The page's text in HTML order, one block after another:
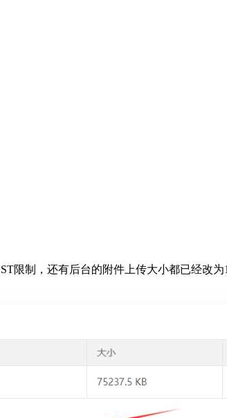
限制，还有后台的附件上传大小都已经改为